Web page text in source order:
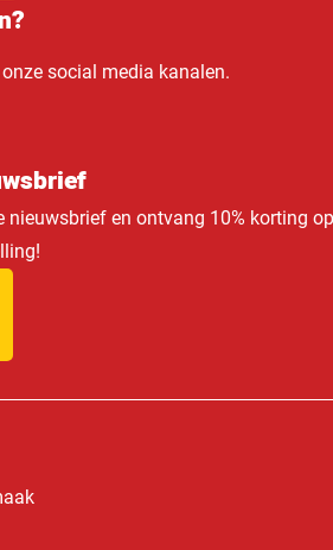
social media kanalen.
nieuwsbrief en ontvang 10% korting op